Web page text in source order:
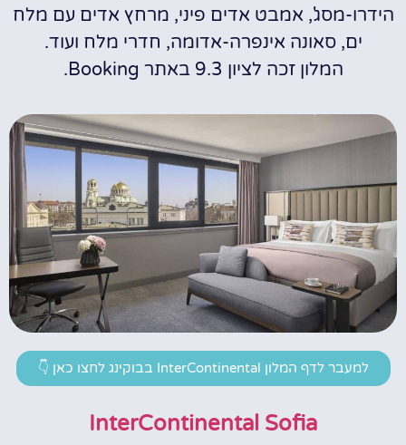
הידרו-מסג', אמבט אדים פיני, מרחץ אדים עם מלח
ים, סאונה אינפרה-אדומה, חדרי מלח ועוד.
המלון זכה לציון 9.3 באתר Booking.
למעבר לדף המלון InterContinental בבוקינג לחצו כאן 👇
InterContinental Sofia